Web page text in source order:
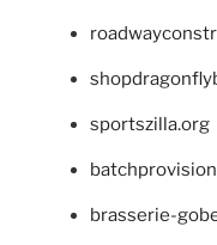
sportszilla.org
brasserie-